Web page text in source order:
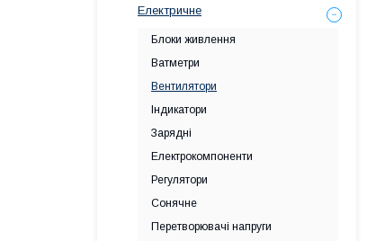
Електричне
Блоки живлення
Ватметри
Вентилятори
Індикатори
Зарядні
Електрокомпоненти
Регулятори
Сонячне
Перетворювачі напруги